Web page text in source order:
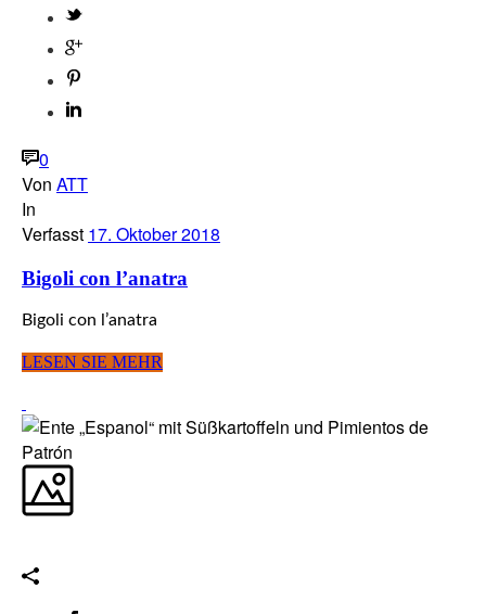
0
Von ATT
In
Verfasst 17. Oktober 2018
Bigoli con l’anatra
Bigoli con l’anatra
LESEN SIE MEHR